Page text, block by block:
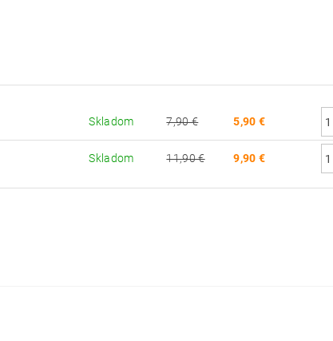
Skladom 7,90 € 5,90 €
Skladom 11,90 € 9,90 €